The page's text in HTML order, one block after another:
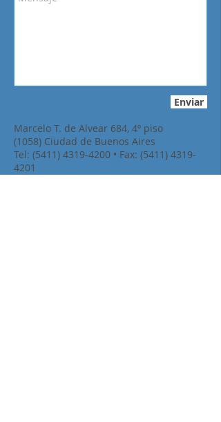
Enviar
Marcelo T. de Alvear 684, 4º piso
(1058) Ciudad de Buenos Aires
Tel: (5411) 4319-4200 • Fax: (5411) 4319-
4201